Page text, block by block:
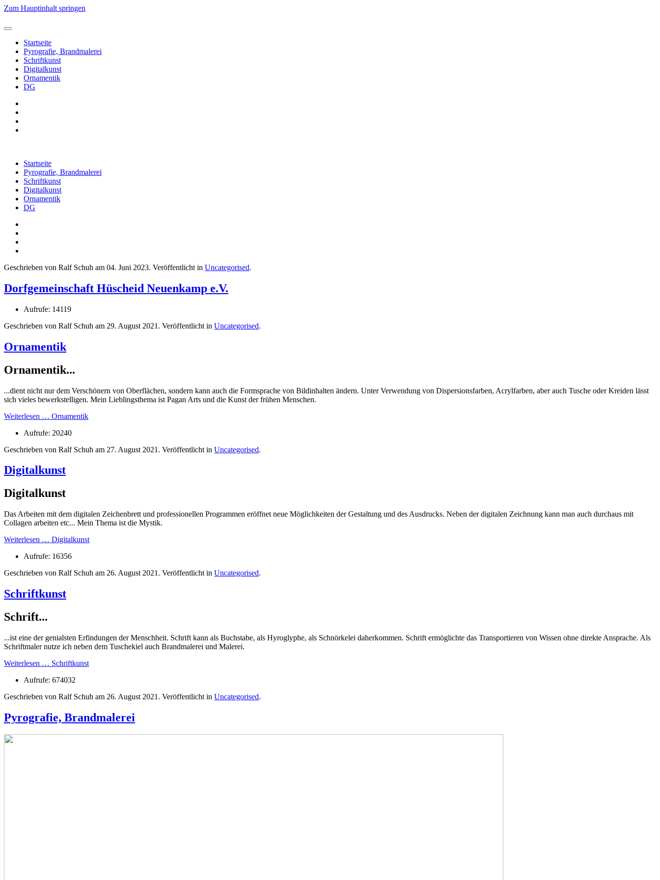
Zum Hauptinhalt springen
Startseite
Pyrografie, Brandmalerei
Schriftkunst
Digitalkunst
Ornamentik
DG
Startseite
Pyrografie, Brandmalerei
Schriftkunst
Digitalkunst
Ornamentik
DG
Geschrieben von Ralf Schuh am 04. Juni 2023. Veröffentlicht in Uncategorised.
Dorfgemeinschaft Hüscheid Neuenkamp e.V.
Aufrufe: 14119
Geschrieben von Ralf Schuh am 29. August 2021 . Veröffentlicht in Uncategorised.
Ornamentik
Ornamentik...
...dient nicht nur dem Verschönern von Oberflächen, sondern kann auch die Formsprache von Bildinhalten ändern. Unter Verwendung von Dispersionsfarben, Acrylfarben, aber auch Tusche oder Kreiden lässt
sich vieles bewerkstelligen. Mein Lieblingsthema ist Pagan Arts und die Kunst der frühen Menschen.
Weiterlesen … Ornamentik
Aufrufe: 20240
Geschrieben von Ralf Schuh am 27. August 2021 . Veröffentlicht in Uncategorised.
Digitalkunst
Digitalkunst
Das Arbeiten mit dem digitalen Zeichenbrett und professionellen Programmen eröffnet neue Möglichkeiten der Gestaltung und des Ausdrucks. Neben der digitalen Zeichnung kann man auch durchaus mit
Collagen arbeiten etc... Mein Thema ist die Mystik.
Weiterlesen … Digitalkunst
Aufrufe: 16356
Geschrieben von Ralf Schuh am 26. August 2021 . Veröffentlicht in Uncategorised.
Schriftkunst
Schrift...
...ist eine der genialsten Erfindungen der Menschheit. Schrift kann als Buchstabe, als Hyroglyphe, als Schnörkelei daherkommen. Schrift ermöglichte das Transportieren von Wissen ohne direkte Ansprache. Als
Schriftmaler nutze ich neben dem Tuschekiel auch Brandmalerei und Malerei.
Weiterlesen … Schriftkunst
Aufrufe: 674032
Geschrieben von Ralf Schuh am 26. August 2021 . Veröffentlicht in Uncategorised.
Pyrografie, Brandmalerei